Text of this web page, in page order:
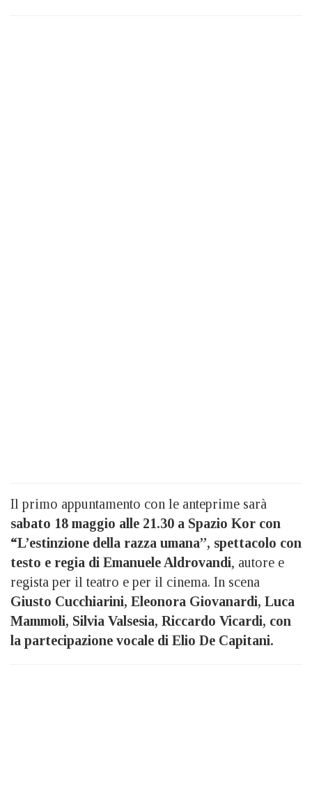
Il primo appuntamento con le anteprime sarà
sabato 18 maggio alle 21.30 a Spazio Kor con
“L’estinzione della razza umana”, spettacolo con
testo e regia di Emanuele Aldrovandi, autore e
regista per il teatro e per il cinema. In scena
Giusto Cucchiarini, Eleonora Giovanardi, Luca
Mammoli, Silvia Valsesia, Riccardo Vicardi, con
la partecipazione vocale di Elio De Capitani.